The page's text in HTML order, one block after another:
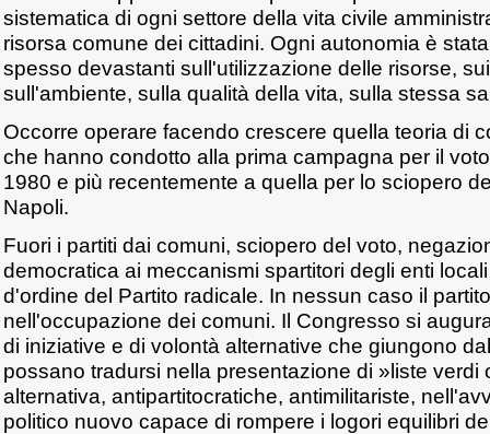
sistematica di ogni settore della vita civile
risorsa comune dei cittadini. Ogni autonomia è
spesso devastanti sull'utilizzazione delle risorse,
sull'ambiente, sulla qualità della vita, sulla stessa
Occorre operare facendo crescere quella teoria di
che hanno condotto alla prima campagna per il
1980 e più recentemente a quella per lo sciopero
Napoli.
Fuori i partiti dai comuni, sciopero del voto,
democratica ai meccanismi spartitori degli enti
d'ordine del Partito radicale. In nessun caso il
nell'occupazione dei comuni. Il Congresso si
di iniziative e di volontà alternative che giungono
possano tradursi nella presentazione di »liste verdi
alternativa, antipartitocratiche, antimilitariste,
politico nuovo capace di rompere i logori equilibri